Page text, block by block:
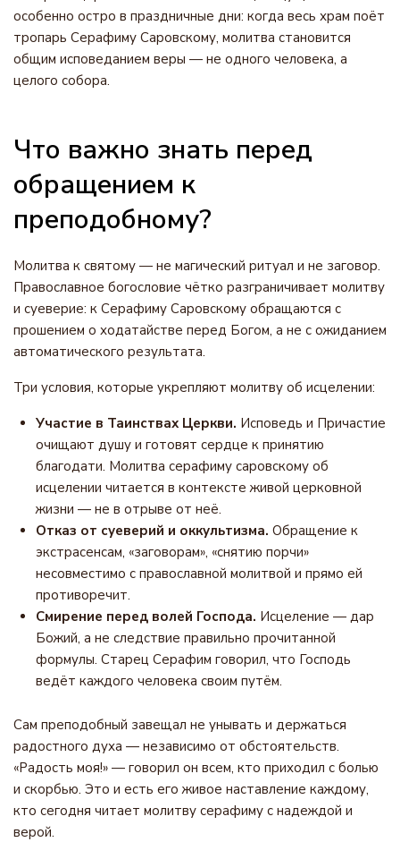
особенно остро в праздничные дни: когда весь храм поёт
тропарь Серафиму Саровскому, молитва становится
общим исповеданием веры — не одного человека, а
целого собора.
Что важно знать перед
обращением к
преподобному?
Молитва к святому — не магический ритуал и не заговор.
Православное богословие чётко разграничивает молитву
и суеверие: к Серафиму Саровскому обращаются с
прошением о ходатайстве перед Богом, а не с ожиданием
автоматического результата.
Три условия, которые укрепляют молитву об исцелении:
Участие в Таинствах Церкви. Исповедь и Причастие
очищают душу и готовят сердце к принятию
благодати. Молитва серафиму саровскому об
исцелении читается в контексте живой церковной
жизни — не в отрыве от неё.
Отказ от суеверий и оккультизма. Обращение к
экстрасенсам, «заговорам», «снятию порчи»
несовместимо с православной молитвой и прямо ей
противоречит.
Смирение перед волей Господа. Исцеление — дар
Божий, а не следствие правильно прочитанной
формулы. Старец Серафим говорил, что Господь
ведёт каждого человека своим путём.
Сам преподобный завещал не унывать и держаться
радостного духа — независимо от обстоятельств.
«Радость моя!» — говорил он всем, кто приходил с болью
и скорбью. Это и есть его живое наставление каждому,
кто сегодня читает молитву серафиму с надеждой и
верой.